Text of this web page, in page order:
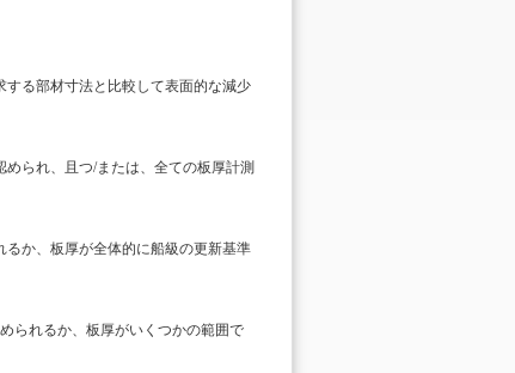
る部材寸法と比較して表面的な減少
られ、且つ/または、全ての板厚計測
か、板厚が全体的に船級の更新基準
られるか、板厚がいくつかの範囲で